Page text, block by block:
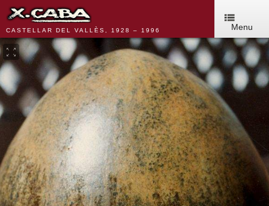
CASTELLAR DEL VALLÈS, 1928 – 1996 Menu